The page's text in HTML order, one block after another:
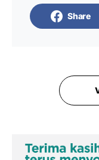
Share